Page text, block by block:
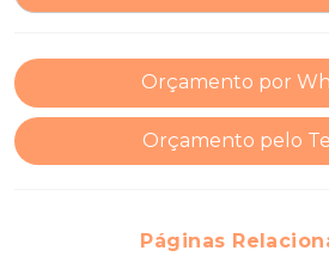
Orçamento por
Orçamento pelo
Páginas